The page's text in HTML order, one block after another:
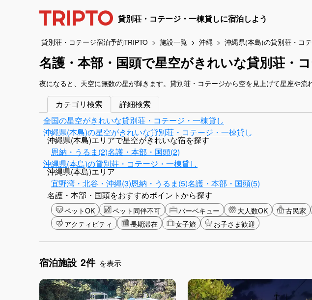
貸別荘・コテージ・一棟貸しに宿泊しよう
貸別荘・コテージ宿泊予約TRIPTO 施設一覧 沖縄 沖縄県(本島)の貸別荘・コ
名護・本部・国頭で星空がきれいな貸別荘・
夜になると、天空に無数の星が輝きます。貸別荘・コテージから空を見上げて星座や
カテゴリ検索
詳細検索
全国の星空がきれいな貸別荘・コテージ・一棟貸し
沖縄県(本島)の星空がきれいな貸別荘・コテージ・一棟貸し
沖縄県(本島)エリアで星空がきれいな宿を探す
恩納・うるま(2)名護・本部・国頭(2)
沖縄県(本島)の貸別荘・コテージ・一棟貸し
沖縄県(本島)エリア
宜野湾・北谷・沖縄(3)恩納・うるま(5)名護・本部・国頭(5)
名護・本部・国頭をおすすめポイントから探す
ペットOK ペット同伴不可 バーベキュー 大人数OK 古民家
アクティビティ
長期滞在 女子旅 お子さま歓迎
宿泊施設 2件 を表示